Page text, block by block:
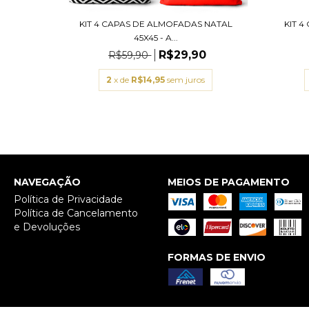
KIT 4 CAPAS DE ALMOFADAS NATAL
45X45 - A...
R$59,90 R$29,90
2 x de R$14,95 sem juros
KIT 4
NAVEGAÇÃO
Política de Privacidade
Política de Cancelamento
e Devoluções
MEIOS DE PAGAMENTO
FORMAS DE ENVIO